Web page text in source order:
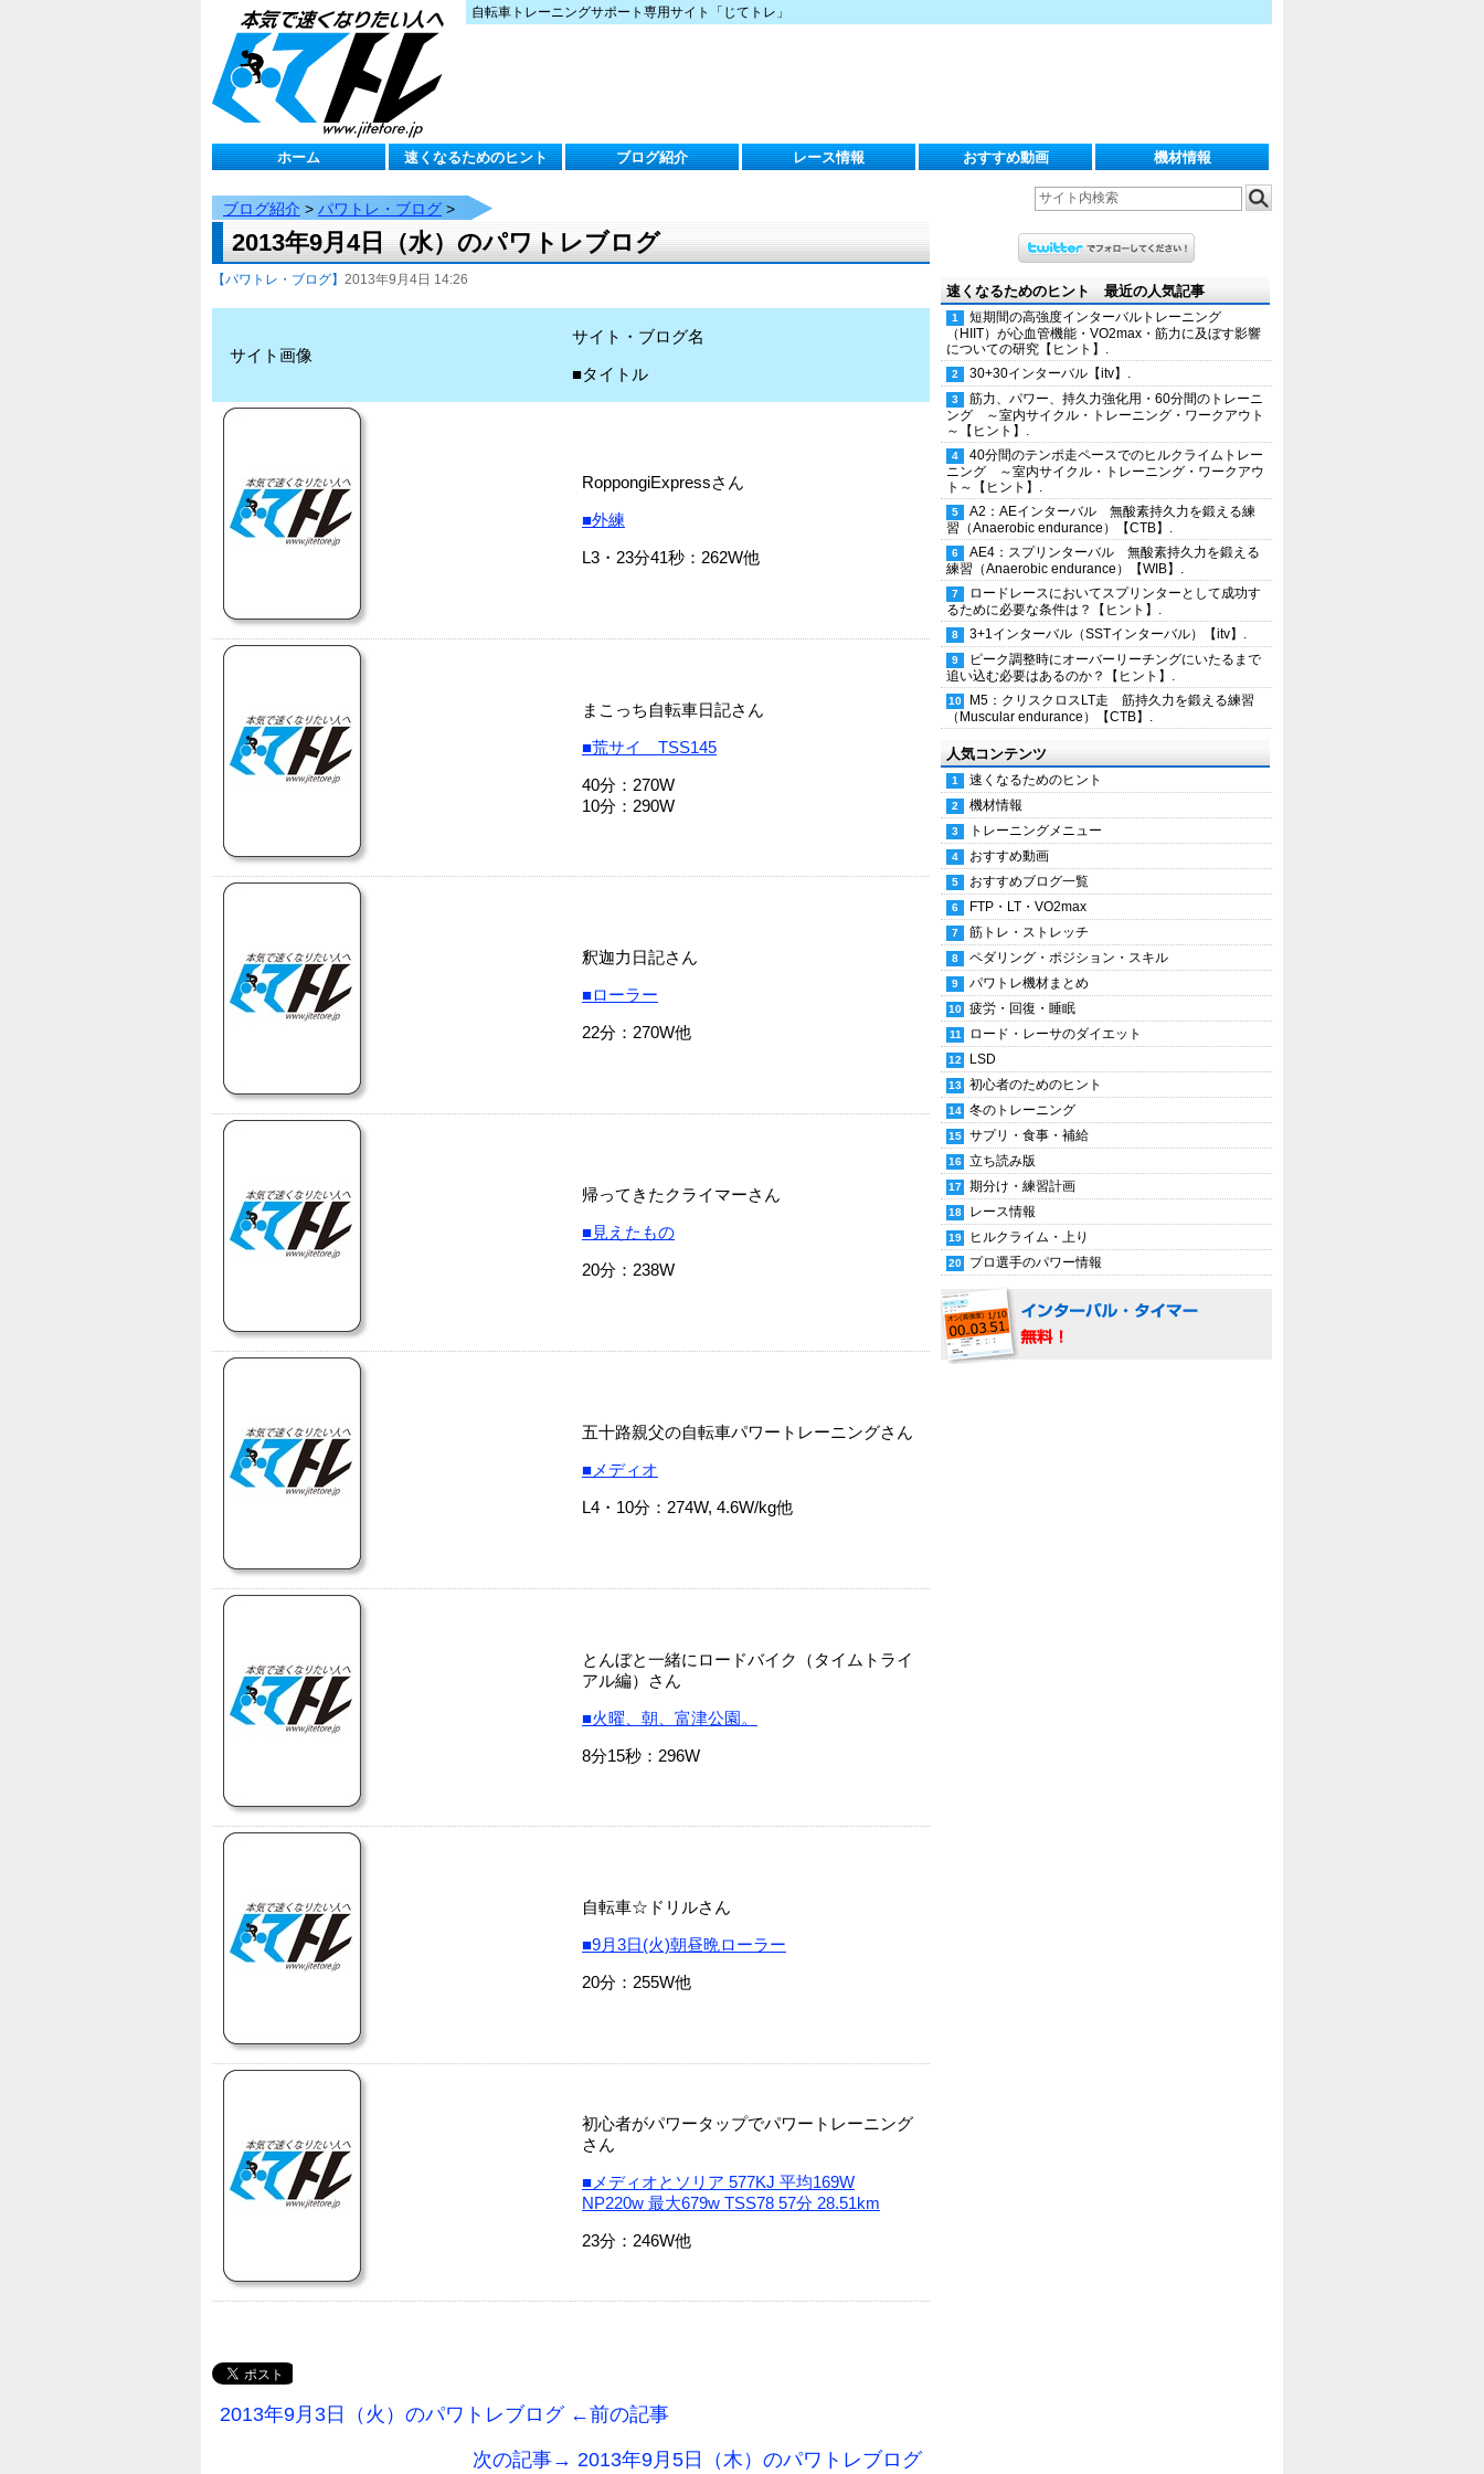
自転車トレーニングサポート専用サイト「じてトレ」
ホーム 速くなるためのヒント ブログ紹介 レース情報 おすすめ動画 機材情報
ブログ紹介 > パワトレ・ブログ>
2013年9月4日（水）のパワトレブログ
【パワトレ・ブログ】 2013年9月4日 14:26
サイト画像
サイト・ブログ名
■タイトル
RoppongiExpressさん
■外練
L3・23分41秒：262W他
まこっち自転車日記さん
■荒サイ TSS145
40分：270W
10分：290W
釈迦力日記さん
■ローラー
22分：270W他
帰ってきたクライマーさん
■見えたもの
20分：238W
五十路親父の自転車パワートレーニングさん
■メディオ
L4・10分：274W, 4.6W/kg他
とんぼと一緒にロードバイク（タイムトライ
アル編）さん
■火曜、朝、富津公園。
8分15秒：296W
自転車☆ドリルさん
■9月3日(火)朝昼晩ローラー
20分：255W他
初心者がパワータップでパワートレーニング
さん
■メディオとソリア 577KJ 平均169W
NP220w 最大679w TSS78 57分 28.51km
23分：246W他
2013年9月3日（火）のパワトレブログ ←前の記事
次の記事→ 2013年9月5日（木）のパワトレブログ
速くなるためのヒント 最近の人気記事
短期間の高強度インターバルトレーニング
（HIIT）が心血管機能・VO2max・筋力に及ぼす影響
についての研究【ヒント】.
30+30インターバル【itv】.
筋力、パワー、持久力強化用・60分間のトレーニ
ング ～室内サイクル・トレーニング・ワークアウト
～【ヒント】.
40分間のテンポ走ペースでのヒルクライムトレー
ニング ～室内サイクル・トレーニング・ワークアウ
ト～【ヒント】.
A2：AEインターバル 無酸素持久力を鍛える練
習（Anaerobic endurance）【CTB】.
AE4：スプリンターバル 無酸素持久力を鍛える
練習（Anaerobic endurance）【WIB】.
ロードレースにおいてスプリンターとして成功す
るために必要な条件は？【ヒント】.
3+1インターバル（SSTインターバル）【itv】.
ピーク調整時にオーバーリーチングにいたるまで
追い込む必要はあるのか？【ヒント】.
M5：クリスクロスLT走 筋持久力を鍛える練習
（Muscular endurance）【CTB】.
人気コンテンツ
速くなるためのヒント
機材情報
トレーニングメニュー
おすすめ動画
おすすめブログ一覧
FTP・LT・VO2max
筋トレ・ストレッチ
ペダリング・ポジション・スキル
パワトレ機材まとめ
疲労・回復・睡眠
ロード・レーサのダイエット
LSD
初心者のためのヒント
冬のトレーニング
サプリ・食事・補給
立ち読み版
期分け・練習計画
レース情報
ヒルクライム・上り
プロ選手のパワー情報